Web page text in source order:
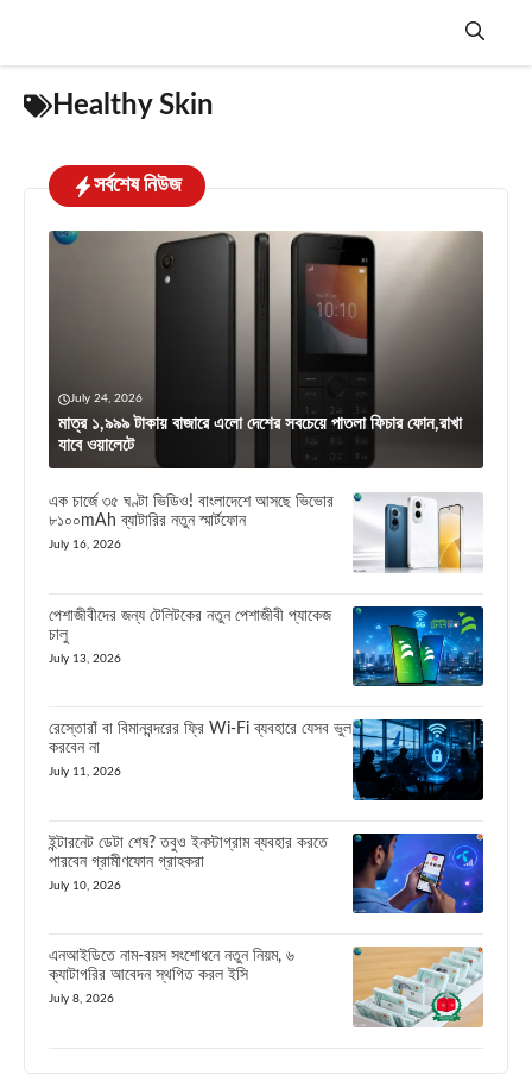
Menu
Healthy Skin
সর্বশেষ নিউজ
July 24, 2026
মাত্র ১,৯৯৯ টাকায় বাজারে এলো দেশের সবচেয়ে পাতলা ফিচার ফোন,রাখা
যাবে ওয়ালেটে
এক চার্জে ৩৫ ঘণ্টা ভিডিও! বাংলাদেশে আসছে ভিভোর
৮১০০mAh ব্যাটারির নতুন স্মার্টফোন
July 16, 2026
পেশাজীবীদের জন্য টেলিটকের নতুন পেশাজীবী প্যাকেজ
চালু
July 13, 2026
রেস্তোরাঁ বা বিমানবন্দরের ফ্রি Wi-Fi ব্যবহারে যেসব ভুল
করবেন না
July 11, 2026
ইন্টারনেট ডেটা শেষ? তবুও ইনস্টাগ্রাম ব্যবহার করতে
পারবেন গ্রামীণফোন গ্রাহকরা
July 10, 2026
এনআইডিতে নাম-বয়স সংশোধনে নতুন নিয়ম, ৬
ক্যাটাগরির আবেদন স্থগিত করল ইসি
July 8, 2026